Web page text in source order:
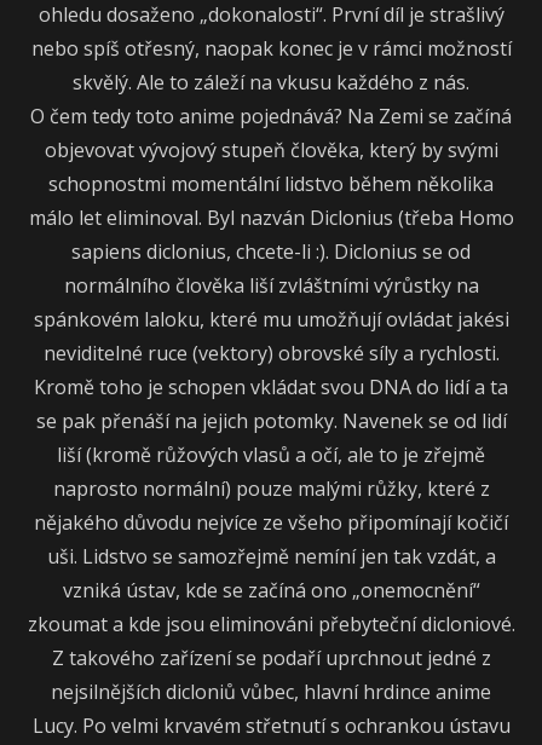
ohledu dosaženo „dokonalosti“. První díl je strašlivý
nebo spíš otřesný, naopak konec je v rámci možností
skvělý. Ale to záleží na vkusu každého z nás.
O čem tedy toto anime pojednává? Na Zemi se začíná
objevovat vývojový stupeň člověka, který by svými
schopnostmi momentální lidstvo během několika
málo let eliminoval. Byl nazván Diclonius (třeba Homo
sapiens diclonius, chcete-li :). Diclonius se od
normálního člověka liší zvláštními výrůstky na
spánkovém laloku, které mu umožňují ovládat jakési
neviditelné ruce (vektory) obrovské síly a rychlosti.
Kromě toho je schopen vkládat svou DNA do lidí a ta
se pak přenáší na jejich potomky. Navenek se od lidí
liší (kromě růžových vlasů a očí, ale to je zřejmě
naprosto normální) pouze malými růžky, které z
nějakého důvodu nejvíce ze všeho připomínají kočičí
uši. Lidstvo se samozřejmě nemíní jen tak vzdát, a
vzniká ústav, kde se začíná ono „onemocnění“
zkoumat a kde jsou eliminováni přebyteční dicloniové.
Z takového zařízení se podaří uprchnout jedné z
nejsilnějších dicloniů vůbec, hlavní hrdince anime
Lucy. Po velmi krvavém střetnutí s ochrankou ústavu